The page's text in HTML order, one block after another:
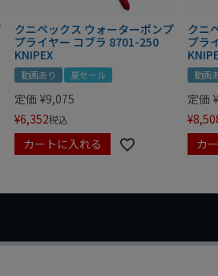
クニペックス ウォーターポンプ
プライヤー コブラ 8701-250
KNIPEX
動画あり 夏セール
定価 ¥9,075
¥6,352税込
カートに入れる
クニ
プラ
動画
定価 ¥
¥
カ